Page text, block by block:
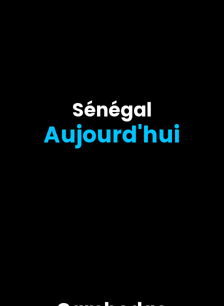
Sénégal
Aujourd'hui